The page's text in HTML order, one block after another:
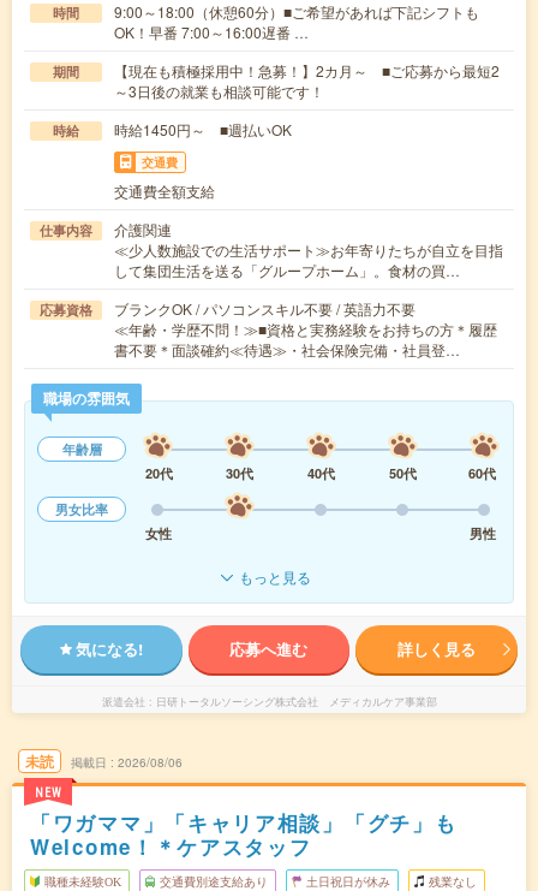
時間
9:00～18:00（休憩60分）■ご希望があれば下記シフトも
OK！早番 7:00～16:00遅番 …
期間
【現在も積極採用中！急募！】2カ月～ ■ご応募から最短2
～3日後の就業も相談可能です！
時給 時給1450円～ ■週払いOK
交通費
交通費全額支給
仕事内容
介護関連
≪少人数施設での生活サポート≫お年寄りたちが自立を目指
して集団生活を送る「グループホーム」。食材の買…
応募資格
ブランクOK / パソコンスキル不要 / 英語力不要
≪年齢・学歴不問！≫■資格と実務経験をお持ちの方＊履歴
書不要＊面談確約≪待遇≫・社会保険完備・社員登…
職場の雰囲気
年齢層
20代
30代 40代 50代
60代
男女比率
女性
男性
もっと見る
気になる! 応募へ進む 詳しく見る
派遣会社 日研トータルソーシング株式会社 メディカルケア事業部
未読
NEW
掲載日 2026/08/06
「ワガママ」「キャリア相談」「グチ」も
Welcome！＊ケアスタッフ
職種未経験OK 交通費別途支給あり 土日祝日が休み 残業なし